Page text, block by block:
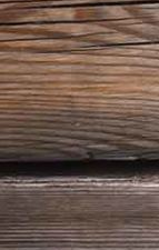
P1020266